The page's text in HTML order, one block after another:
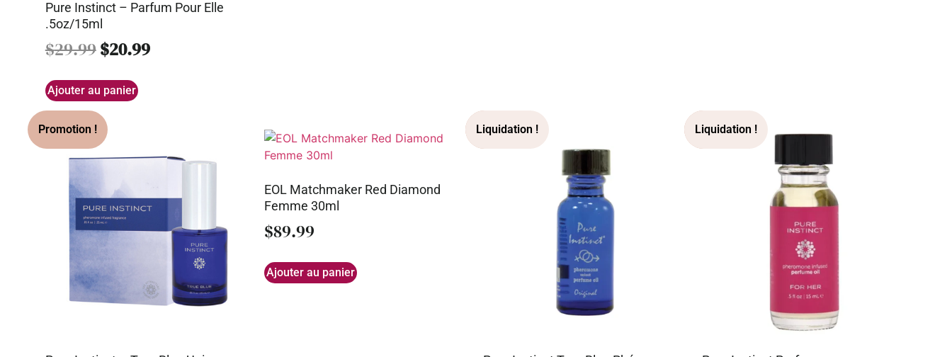
Pure Instinct – Parfum Pour Elle
.5oz/15ml
$29.99$20.99
Ajouter au panier
EOL Matchmaker Red Diamond
Femme 30ml
$89.99
Ajouter au panier